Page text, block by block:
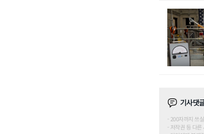
기사댓
200자까지 쓰
저작권 등 다